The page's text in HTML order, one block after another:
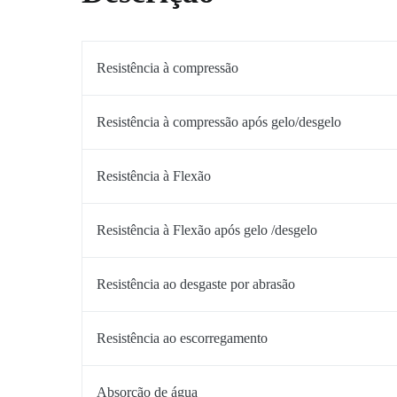
Resistência à compressão
Resistência à compressão após gelo/desgelo
Resistência à Flexão
Resistência à Flexão após gelo /desgelo
Resistência ao desgaste por abrasão
Resistência ao escorregamento
Absorção de água